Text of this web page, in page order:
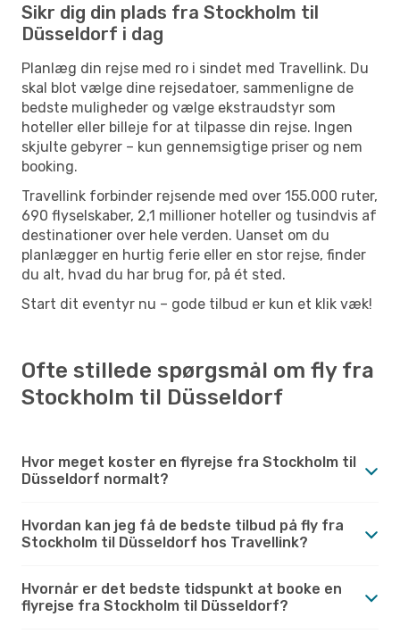
Sikr dig din plads fra Stockholm til
Düsseldorf i dag
Planlæg din rejse med ro i sindet med Travellink. Du
skal blot vælge dine rejsedatoer, sammenligne de
bedste muligheder og vælge ekstraudstyr som
hoteller eller billeje for at tilpasse din rejse. Ingen
skjulte gebyrer – kun gennemsigtige priser og nem
booking.
Travellink forbinder rejsende med over 155.000 ruter,
690 flyselskaber, 2,1 millioner hoteller og tusindvis af
destinationer over hele verden. Uanset om du
planlægger en hurtig ferie eller en stor rejse, finder
du alt, hvad du har brug for, på ét sted.
Start dit eventyr nu – gode tilbud er kun et klik væk!
Ofte stillede spørgsmål om fly fra
Stockholm til Düsseldorf
Hvor meget koster en flyrejse fra Stockholm til
Düsseldorf normalt?
Hvordan kan jeg få de bedste tilbud på fly fra
Stockholm til Düsseldorf hos Travellink?
Hvornår er det bedste tidspunkt at booke en
flyrejse fra Stockholm til Düsseldorf?